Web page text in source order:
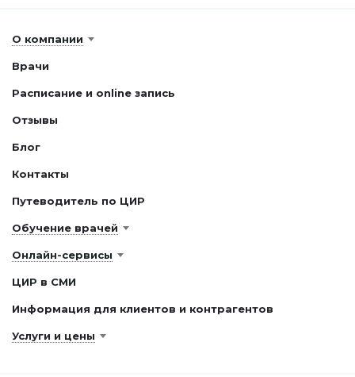
О компании
Врачи
Расписание и online запись
Отзывы
Блог
Контакты
Путеводитель по ЦИР
Обучение врачей
Онлайн-сервисы
ЦИР в СМИ
Информация для клиентов и контрагентов
Услуги и цены